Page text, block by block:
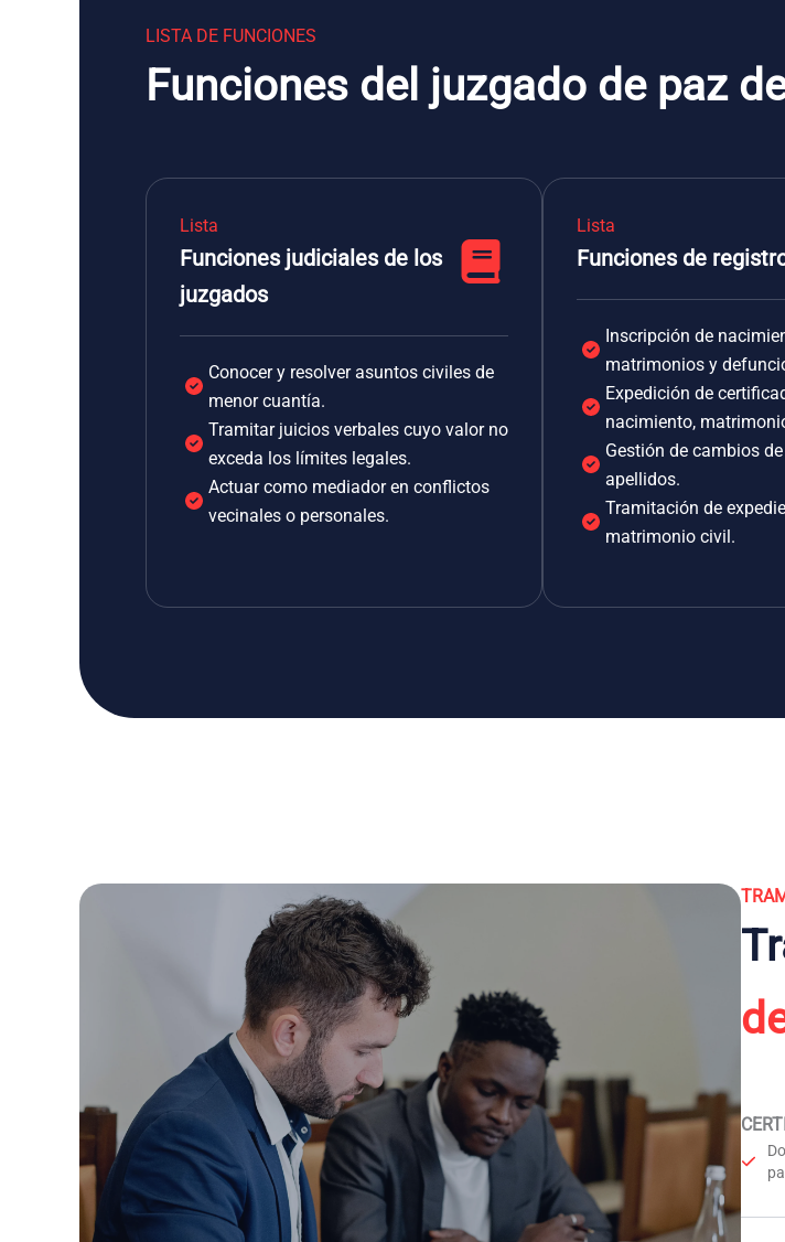
LISTA DE FUNCIONES
Funciones del juzgado de paz
Lista
Funciones judiciales de los
juzgados
Conocer y resolver asuntos civiles de
menor cuantía.
Tramitar juicios verbales cuyo valor no
exceda los límites legales.
Actuar como mediador en conflictos
vecinales o personales.
Lista
Funciones de
Inscripción de
matrimonios y
Expedición de
nacimiento,
Gestión de cambios
apellidos.
Tramitación de
matrimonio civil.